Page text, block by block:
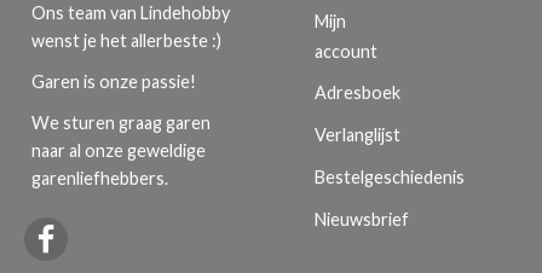
Ons team van Lindehobby
wenst je het allerbeste :)
Garen is onze passie!
We sturen graag garen
naar al onze geweldige
garenliefhebbers.
Mijn
account
Adresboek
Verlanglijst
Bestelgeschiedenis
Nieuwsbrief